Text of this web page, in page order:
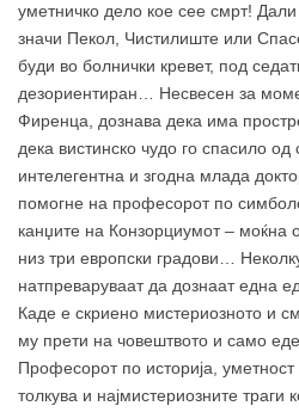
уметничко дело кое сее смрт!
значи Пекол, Чистилиште или
буди во болнички кревет, под
дезориентиран… Несвесен за
Фиренца, дознава дека има
дека вистинско чудо го спасило
интелегентна и згодна млада
помогне на професорот по
канџите на Конзорциумот – моќна
низ три европски градови…
натпреваруваат да дознаат една
Каде е скриено мистериозното и
му прети на човештвото и само
Професорот по историја, уметност
толкува и најмистериозните траги